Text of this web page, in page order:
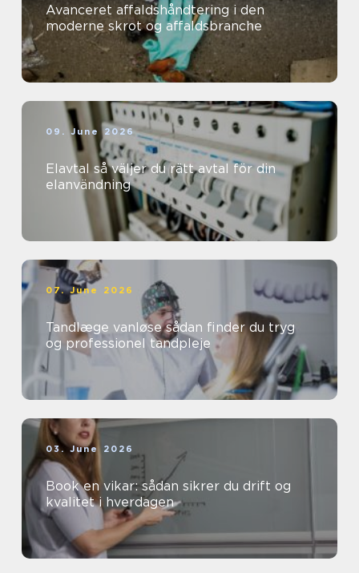
Avanceret affaldshåndtering i den
moderne skrot og affaldsbranche
09. June 2026
Elavtal så väljer du rätt avtal för din
elanvändning
07. June 2026
Tandlæge vanløse sådan finder du tryg
og professionel tandpleje
03. June 2026
Book en vikar: sådan sikrer du drift og
kvalitet i hverdagen